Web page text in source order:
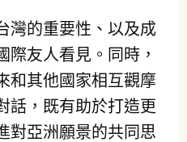
灣的重要性、以及成
際友人看見。同時，
和其他國家相互觀摩
話，既有助於打造更
對亞洲願景的共同思